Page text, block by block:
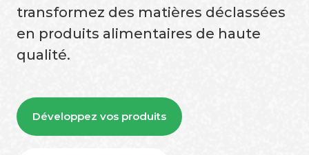
transformez des matières déclassées
en produits alimentaires de haute
qualité.
Développez vos produits